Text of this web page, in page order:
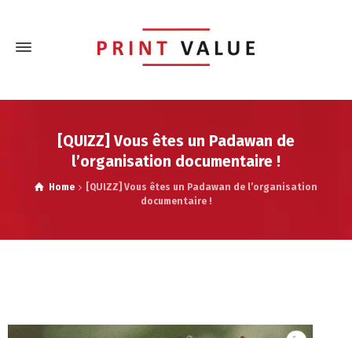
[QUIZZ] Vous êtes un Padawan de
l’organisation documentaire !
Home
[QUIZZ] Vous êtes un Padawan de l’organisation
documentaire !